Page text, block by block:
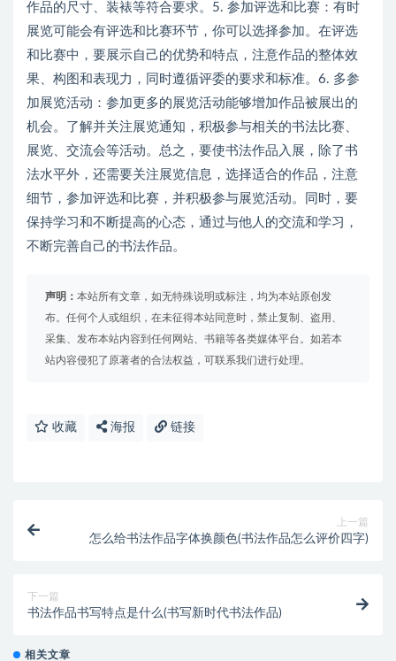
作品的尺寸、装裱等符合要求。5. 参加评选和比赛：有时
展览可能会有评选和比赛环节，你可以选择参加。在评选
和比赛中，要展示自己的优势和特点，注意作品的整体效
果、构图和表现力，同时遵循评委的要求和标准。6. 多参
加展览活动：参加更多的展览活动能够增加作品被展出的
机会。了解并关注展览通知，积极参与相关的书法比赛、
展览、交流会等活动。总之，要使书法作品入展，除了书
法水平外，还需要关注展览信息，选择适合的作品，注意
细节，参加评选和比赛，并积极参与展览活动。同时，要
保持学习和不断提高的心态，通过与他人的交流和学习，
不断完善自己的书法作品。
声明： 本站所有文章，如无特殊说明或标注，均为本站原创发
布。任何个人或组织，在未征得本站同意时，禁止复制、盗用、
采集、发布本站内容到任何网站、书籍等各类媒体平台。如若本
站内容侵犯了原著者的合法权益，可联系我们进行处理。
收藏 海报 链接
上一篇
怎么给书法作品字体换颜色(书法作品怎么评价四字)
下一篇
书法作品书写特点是什么(书写新时代书法作品)
相关文章